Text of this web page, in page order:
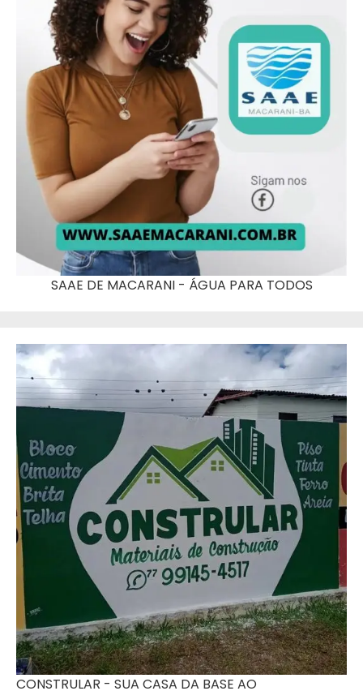
SAAE DE MACARANI - ÁGUA PARA TODOS
CONSTRULAR - SUA CASA DA BASE AO